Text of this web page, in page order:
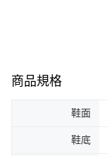
商品規格
鞋面
鞋底